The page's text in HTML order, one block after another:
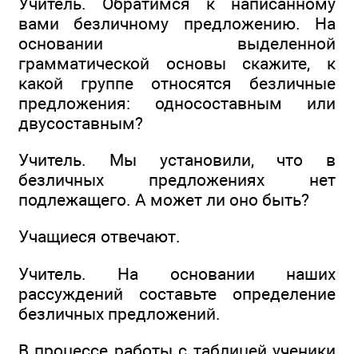
вами безличному предложению. На
основании выделенной
грамматической основы скажите, к
какой группе относятся безличные
предложения: односоставным или
двусоставным?
Учитель. Мы установили, что в
безличных предложениях нет
подлежащего. А может ли оно быть?
Учащиеся отвечают.
Учитель. На основании наших
рассуждений составьте определение
безличных предложений.